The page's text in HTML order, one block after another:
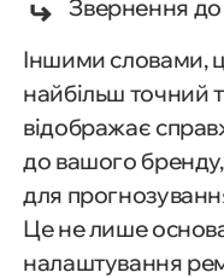
Звернення
Іншими словами,
найбільш точний
відображає
до вашого
для
Це не лише
налаштування